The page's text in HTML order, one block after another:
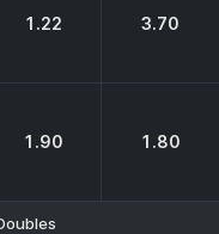
1.22 3.70
1.90 1.80